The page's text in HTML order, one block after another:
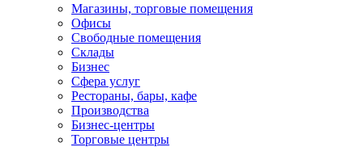
Магазины, торговые помещения
Офисы
Свободные помещения
Склады
Бизнес
Сфера услуг
Рестораны, бары, кафе
Производства
Бизнес-центры
Торговые центры